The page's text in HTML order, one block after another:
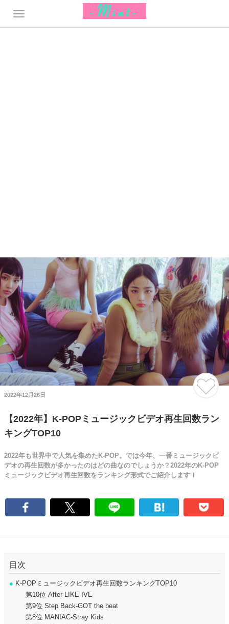
2022年12月26日
【2022年】K-POPミュージックビデオ再生回数ラン
キングTOP10
2022年も世界中で人気を集めたK-POP。では今年、一番ミュージックビ
デオの再生回数が多かったのはどの曲なのでしょうか？2022年のK-POP
ミュージックビデオ再生回数をランキング形式でご紹介します！
目次
● K-POPミュージックビデオ再生回数ランキングTOP10
第10位 After LIKE-IVE
第9位 Step Back-GOT the beat
第8位 MANIAC-Stray Kids